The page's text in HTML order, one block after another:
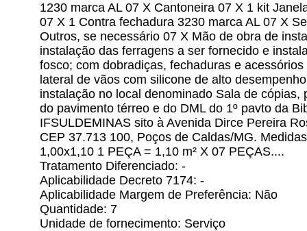
1230 marca AL 07 X Cantoneira 07 X 1 kit
07 X 1 Contra fechadura 3230 marca AL 07 X
Outros, se necessário 07 X Mão de obra de
instalação das ferragens a ser fornecido e
fosco; com dobradiças, fechaduras e
lateral de vãos com silicone de alto
instalação no local denominado Sala de
do pavimento térreo e do DML do 1º pavto da
IFSULDEMINAS sito à Avenida Dirce Pereira
CEP 37.713 100, Poços de Caldas/MG.
1,00x1,10 1 PEÇA = 1,10 m² X 07 PEÇAS....
Tratamento Diferenciado: -
Aplicabilidade Decreto 7174: -
Aplicabilidade Margem de Preferência: Não
Quantidade: 7
Unidade de fornecimento: Serviço